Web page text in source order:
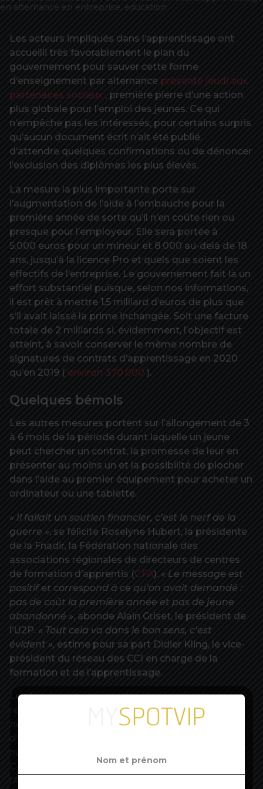
en alternance en entreprise, education
Les acteurs impliqués dans l’apprentissage ont
accueilli très favorablement le plan du
gouvernement pour sauver cette forme
d’enseignement par alternance présenté jeudi aux
partenaires sociaux , première pierre d’une action
plus globale pour l’emploi des jeunes. Ce qui
n’empêche pas les intéressés, pour certains surpris
qu’aucun document écrit n’ait été publié,
d’attendre quelques confirmations ou de dénoncer
l’exclusion des diplômes les plus élevés.
La mesure la plus importante porte sur
l’augmentation de l’aide à l’embauche pour la
première année de sorte qu’il n’en coûte rien ou
presque pour l’employeur. Elle sera portée à
5.000 euros pour un mineur et 8.000 au-delà de 18
ans, jusqu’à la licence Pro et quels que soient les
effectifs de l’entreprise. Le gouvernement fait là un
effort substantiel puisque, selon nos informations,
il est prêt à mettre 1,5 milliard d’euros de plus que
s’il avait laissé la prime inchangée. Soit une facture
totale de 2 milliards si, évidemment, l’objectif est
atteint, à savoir conserver le même nombre de
signatures de contrats d’apprentissage en 2020
qu’en 2019 ( environ 370.000 ).
Quelques bémols
Les autres mesures portent sur l’allongement de 3
à 6 mois de la période durant laquelle un jeune
peut chercher un contrat, la promesse de leur en
présenter au moins un et la possibilité de piocher
dans l’aide au premier équipement pour acheter un
ordinateur ou une tablette.
« Il fallait un soutien financier, c’est le nerf de la
guerre », se félicite Roselyne Hubert, la présidente
de la Fnadir, la Fédération nationale des
associations régionales de directeurs de centres
de formation d’apprentis (CFA). « Le message est
positif et correspond à ce qu’on avait demandé :
pas de coût la première année et pas de jeune
abandonné », abonde Alain Griset, le président de
l’U2P. « Tout cela va dans le bon sens, c’est
évident », estime pour sa part Didier Kling, le vice-
président du réseau des CCI en charge de la
formation et de l’apprentissage.
Le plan devrait« permettre de sécuriser le
recrutement des apprentis et de générer de
nouvelles embauches essentielles à la reprise
d’activité dans le secteur »
Coopération agricole. Même satisfecit du côté de